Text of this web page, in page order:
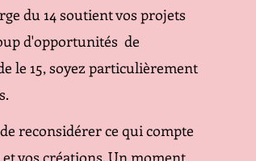
du 14 soutient vos projets
d'opportunités  de
le 15, soyez particulièrement
reconsidérer ce qui compte
vos créations. Un moment